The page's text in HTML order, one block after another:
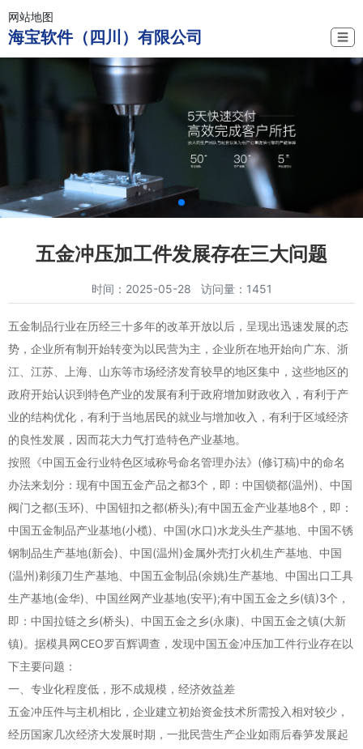
网站地图
海宝软件（四川）有限公司 ☰
五金冲压加工件发展存在三大问题
时间：2025-05-28 访问量：1451
五金制品行业在历经三十多年的改革开放以后，呈现出迅速发展的态
势，企业所有制开始转变为以民营为主，企业所在地开始向广东、浙
江、江苏、上海、山东等市场经济发育较早的地区集中，这些地区的
政府开始认识到特色产业的发展有利于政府增加财政收入，有利于产
业的结构优化，有利于当地居民的就业与增加收入，有利于区域经济
的良性发展，因而花大力气打造特色产业基地。
按照《中国五金行业特色区域称号命名管理办法》(修订稿)中的命名
办法来划分：现有中国五金产品之都3个，即：中国锁都(温州)、中国
阀门之都(玉环)、中国钮扣之都(桥头);有中国五金产业基地8个，即：
中国五金制品产业基地(小榄)、中国(水口)水龙头生产基地、中国不锈
钢制品生产基地(新会)、中国(温州)金属外壳打火机生产基地、中国
(温州)剃须刀生产基地、中国五金制品(余姚)生产基地、中国出口工具
生产基地(金华)、中国丝网产业基地(安平);有中国五金之乡(镇)3个，
即：中国拉链之乡(桥头)、中国五金之乡(永康)、中国五金之镇(大新
镇)。据模具网CEO罗百辉调查，发现中国五金冲压加工件行业存在以
下主要问题：
一、专业化程度低，形不成规模，经济效益差
五金冲压件与主机相比，企业建立初始资金技术所需投入相对较少，
经历国家几次经济大发展时期，一批民营生产企业如雨后春笋发展起